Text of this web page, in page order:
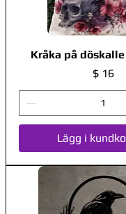
Kråka på
Pris
$ 16
Lägg i